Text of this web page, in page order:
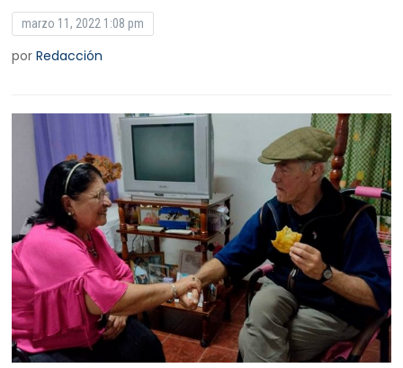
marzo 11, 2022 1:08 pm
porRedacción